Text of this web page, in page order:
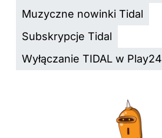
Muzyczne nowinki Tidal
Subskrypcje Tidal
Wyłączanie TIDAL w Play24